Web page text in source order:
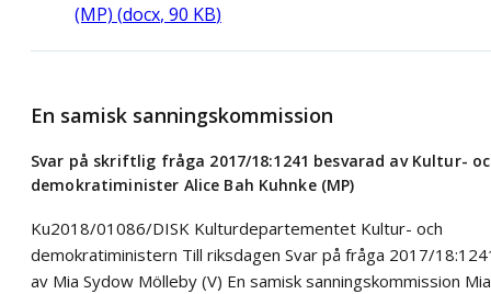
(MP) (docx, 90 KB)
En samisk sanningskommission
Svar på skriftlig fråga 2017/18:1241 besvarad av Kultur-
demokratiminister Alice Bah Kuhnke (MP)
Ku2018/01086/DISK Kulturdepartementet Kultur- och
demokratiministern Till riksdagen Svar på fråga 2017/
av Mia Sydow Mölleby (V) En samisk sanningskommission Mia